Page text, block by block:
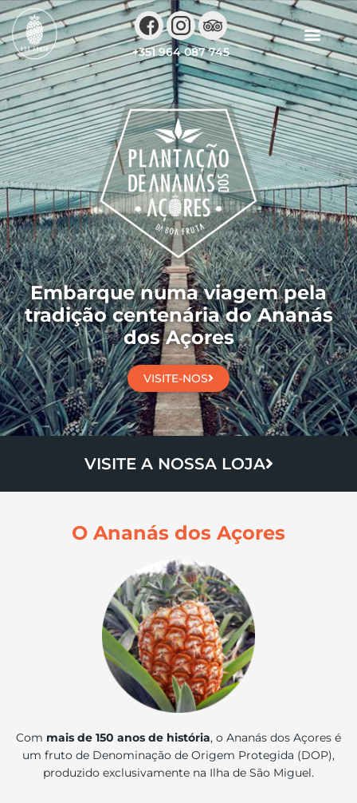
+351 964 087 745
Embarque numa viagem pela
tradição centenária do Ananás
dos Açores
VISITE-NOS
VISITE A NOSSA LOJA
O Ananás dos Açores
Com mais de 150 anos de história, o Ananás dos Açores é
um fruto de Denominação de Origem Protegida (DOP),
produzido exclusivamente na Ilha de São Miguel.